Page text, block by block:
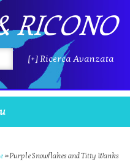
RICONO
[+] Ricerca Avanzata
»Purple Snowflakes and Titty Wanks